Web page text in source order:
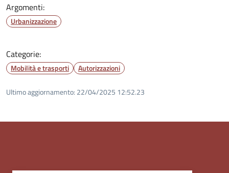
Argomenti:
Urbanizzazione
Categorie:
Mobilità e trasporti Autorizzazioni
Ultimo aggiornamento: 22/04/2025 12:52.23